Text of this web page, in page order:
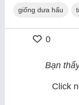
giống dưa hấu
0
Bạn
Click